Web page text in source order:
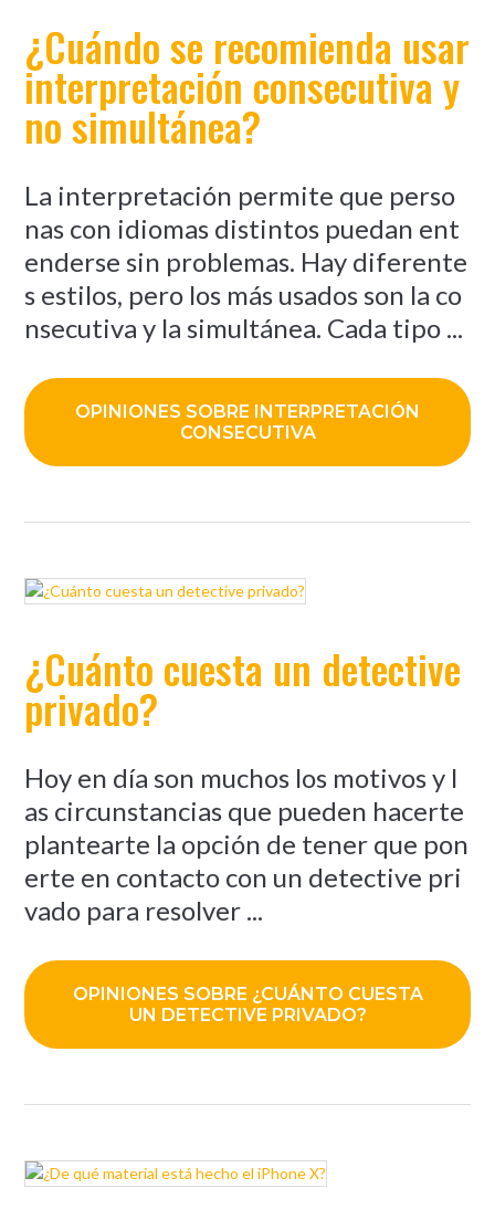
¿Cuándo se recomienda usar
interpretación consecutiva y
no simultánea?
La interpretación permite que perso
nas con idiomas distintos puedan ent
enderse sin problemas. Hay diferente
s estilos, pero los más usados son la co
nsecutiva y la simultánea. Cada tipo ...
OPINIONES SOBRE INTERPRETACIÓN
CONSECUTIVA
¿Cuánto cuesta un detective
privado?
Hoy en día son muchos los motivos y l
as circunstancias que pueden hacerte
plantearte la opción de tener que pon
erte en contacto con un detective pri
vado para resolver ...
OPINIONES SOBRE ¿CUÁNTO CUESTA
UN DETECTIVE PRIVADO?